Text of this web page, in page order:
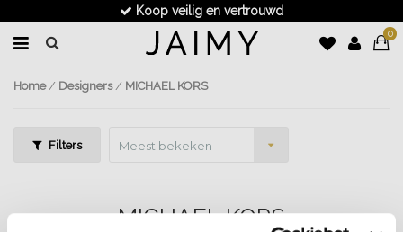
Koop veilig en vertrouwd
0
Home/ Designers/ MICHAEL KORS
Filters Meest bekeken
MICHAEL KORS